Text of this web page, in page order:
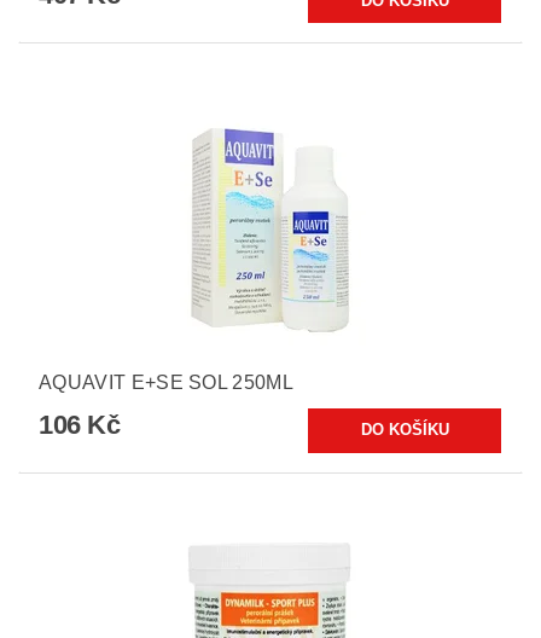
AQUAVIT E+SE SOL 250ML
106 Kč